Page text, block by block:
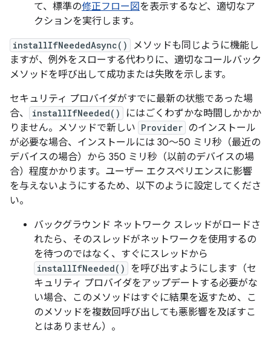
て、標準の修正フロー図を表示するなど、適切なア
クションを実行します。
installIfNeededAsync()
メソッドも同じように機能し
ますが、例外をスローする代わりに、適切なコールバック
メソッドを呼び出して成功または失敗を示します。
セキュリティ プロバイダがすでに最新の状態であった場
合、
installIfNeeded()
にはごくわずかな時間しかかか
りません。メソッドで新しい Provider のインストール
が必要な場合、インストールには 30～50 ミリ秒（最近の
デバイスの場合）から 350 ミリ秒（以前のデバイスの場
合）程度かかります。ユーザー エクスペリエンスに影響
を与えないようにするため、以下のように設定してくださ
い。
バックグラウンド ネットワーク スレッドがロードさ
れたら、そのスレッドがネットワークを使用するの
を待つのではなく、すぐにスレッドから
installIfNeeded()
を呼び出すようにします（セ
キュリティ プロバイダをアップデートする必要がな
い場合、このメソッドはすぐに結果を返すため、こ
のメソッドを複数回呼び出しても悪影響を及ぼすこ
とはありません）。